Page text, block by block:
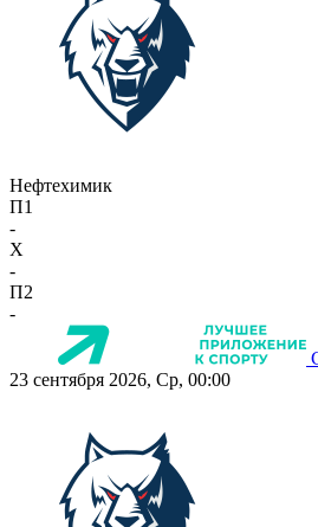
Нефтехимик
П1
-
X
-
П2
-
23 сентября 2026, Ср, 00:00